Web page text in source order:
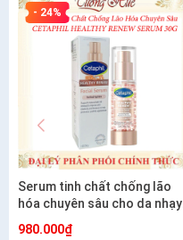
- 24%
Serum tinh chất chống lão
hóa chuyên sâu cho da nhạy
cảm CETAPHIL HEALTHY
980.000₫